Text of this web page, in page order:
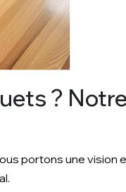
?
portons une